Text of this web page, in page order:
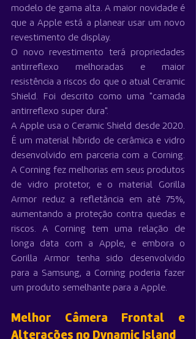
modelo de gama alta. A maior novidade é
que a Apple está a planear usar um novo
revestimento de display.
O novo revestimento terá propriedades
antirreflexo melhoradas e maior
resistência a riscos do que o atual Ceramic
Shield. Foi descrito como uma "camada
antirreflexo super dura".
A Apple usa o Ceramic Shield desde 2020.
É um material híbrido de cerâmica e vidro
desenvolvido em parceria com a Corning.
A Corning fez melhorias em seus produtos
de vidro protetor, e o material Gorilla
Armor reduz a refletância em até 75%,
aumentando a proteção contra quedas e
riscos. A Corning tem uma relação de
longa data com a Apple, e embora o
Gorilla Armor tenha sido desenvolvido
para a Samsung, a Corning poderia fazer
um produto semelhante para a Apple.
Melhor Câmera Frontal e
Alterações no Dynamic Island